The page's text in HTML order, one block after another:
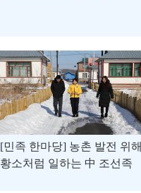
[민족 한마당] 농촌 발전 위해
황소처럼 일하는 中 조선족